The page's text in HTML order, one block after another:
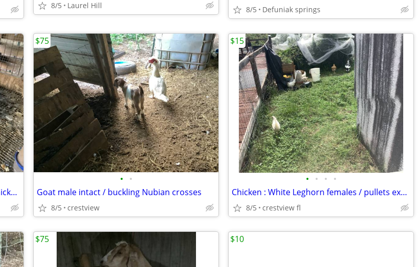
8/5 Laurel Hill 8/5 Defuniak springs
Jumbo coturnix quail Adults, Eggs, and chicks August
• •
Goat male intact / buckling Nubian crosses
8/5 crestview
$75
• • • •
Chicken : White Leghorn females / pullets exceptional egg layers. update AUGUST
8/5 crestview fl
$15
$75 $10